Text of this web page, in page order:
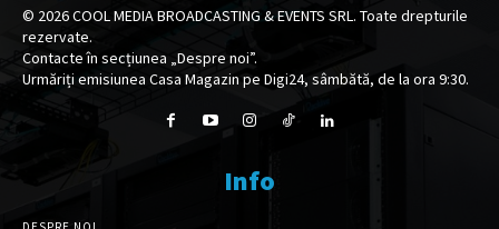
© 2026COOL MEDIA BROADCASTING & EVENTS SRL. Toate drepturile
rezervate.
Contacte în secțiunea „Despre noi”.
Urmăriți emisiunea Casa Magazin pe Digi24, sâmbătă, de la ora 9:30.
Info